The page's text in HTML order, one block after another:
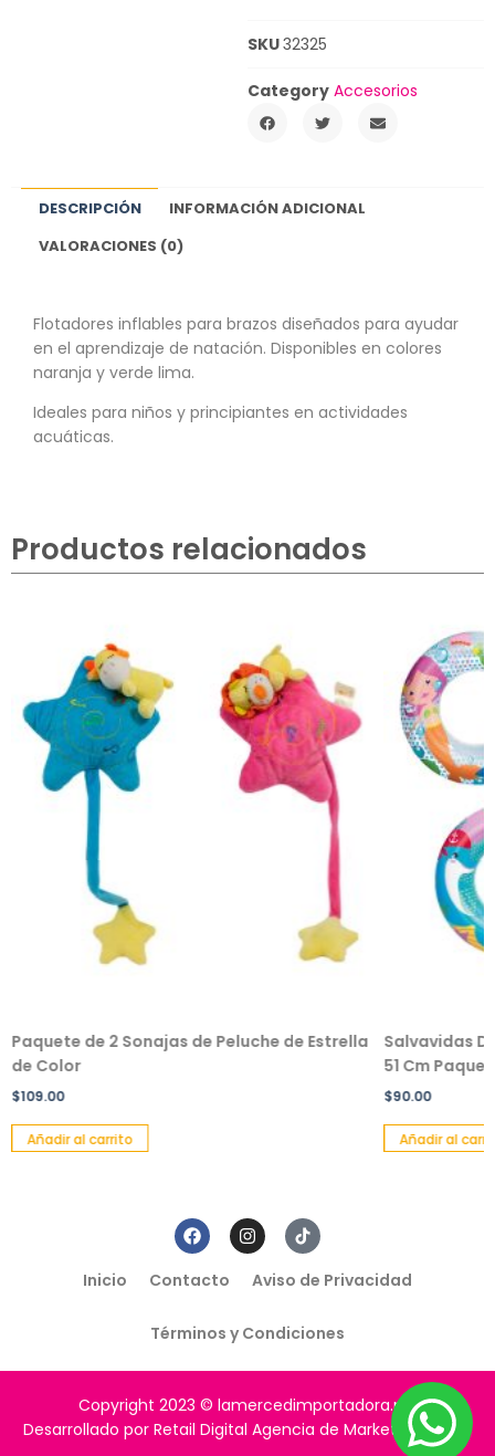
SKU32325
Category Accesorios
DESCRIPCIÓN
INFORMACIÓN ADICIONAL
VALORACIONES (0)
Flotadores inflables para brazos diseñados para ayudar
en el aprendizaje de natación. Disponibles en colores
naranja y verde lima.
Ideales para niños y principiantes en actividades
acuáticas.
Productos relacionados
Paquete de 2 Sonajas de Peluche de Estrella
de Color
$109.00
Añadir al carrito
Salvavidas
51 Cm
$90.00
Añadir al
Inicio Contacto Aviso de Privacidad
Términos y Condiciones
Copyright 2023 © lamercedimportadora.mx
Desarrollado por Retail Digital Agencia de Marketing Digital